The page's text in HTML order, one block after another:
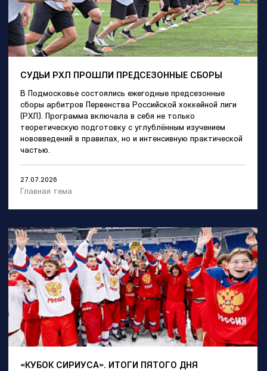
СУДЬИ РХЛ ПРОШЛИ ПРЕДСЕЗОННЫЕ СБОРЫ
В Подмосковье состоялись ежегодные предсезонные
сборы арбитров Первенства Российской хоккейной лиги
(РХЛ). Программа включала в себя не только
теоретическую подготовку с углублённым изучением
нововведений в правилах, но и интенсивную практической
частью.
27.07.2026
Главная тема
«КУБОК СИРИУСА». ИТОГИ ПЯТОГО ДНЯ